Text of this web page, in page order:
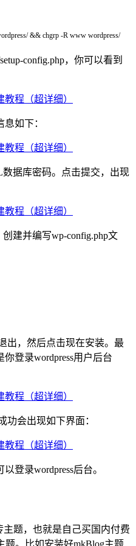
/ && chgrp -R www wordpress/
config.php，你可以看到
如下：
据库密码。点击提交，出现
创建并编写wp-config.php文
出，然后点击现在安装。最
登录wordpress用户后台
功会出现如下界面：
登录wordpress后台。
题，也就是自己买国内付费